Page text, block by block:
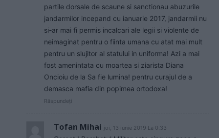
partile dorsale de scaune si sanctionau abuzurile
jandarmilor incepand cu ianuarie 2017, jandarmii nu
si-ar mai fi permis incalcari ale legii si violente de
neimaginat pentru o fiinta umana cu atat mai mult
pentru un slujitor al statului in uniforma! Azi a mai
fost amenintata cu moartea si ziarista Diana
Oncioiu de la Sa fie lumina! pentru curajul de a
demasca mafia din popimea ortodoxa!
Răspundeți
Tofan Mihai joi, 13 iunie 2019 La 0.33